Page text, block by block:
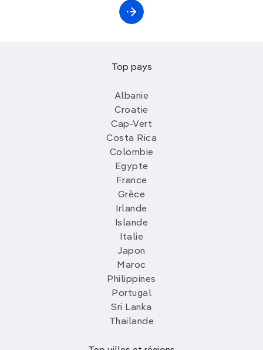
Top pays
Albanie
Croatie
Cap-Vert
Costa Rica
Colombie
Egypte
France
Grèce
Irlande
Islande
Italie
Japon
Maroc
Philippines
Portugal
Sri Lanka
Thailande